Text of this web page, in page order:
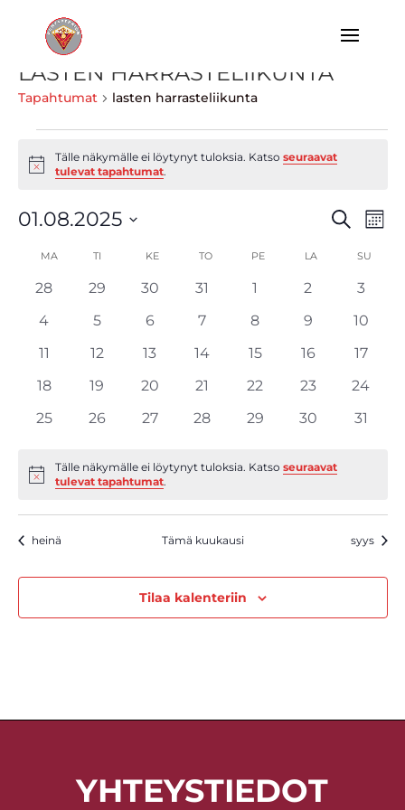
LASTEN HARRASTELIIKUNTA
Tapahtumat lasten harrasteliikunta
Notice
Tälle näkymälle ei löytynyt tuloksia. Katsoseuraavat
tulevat tapahtumat.
AJA
Etsi
01.08.2025
KALENTERI
MAMAANANTAI
TI KE KESKIVIIKKO
TOTORSTAIPE PERJANTAI
LALAUANTAI
SU
0
28
0
29
0
30
0
31
01
0
2
0
3
0
4
0
5
0
6
0
7
0
8
0
9
0
10
0
11
0
12
0
13
0
14
0
15
0
16
0
17
0
18
0
19
0
20
0
21
0
22
0
23
0
24
0
25
0
26
0
27
0
28
0
29
0
30
0
31
Notice
Tälle näkymälle ei löytynyt tuloksia. Katsoseuraavat
tulevat tapahtumat.
heinä Tämä kuukausi syys
Tilaa kalenteriin
YHTEYSTIEDOT